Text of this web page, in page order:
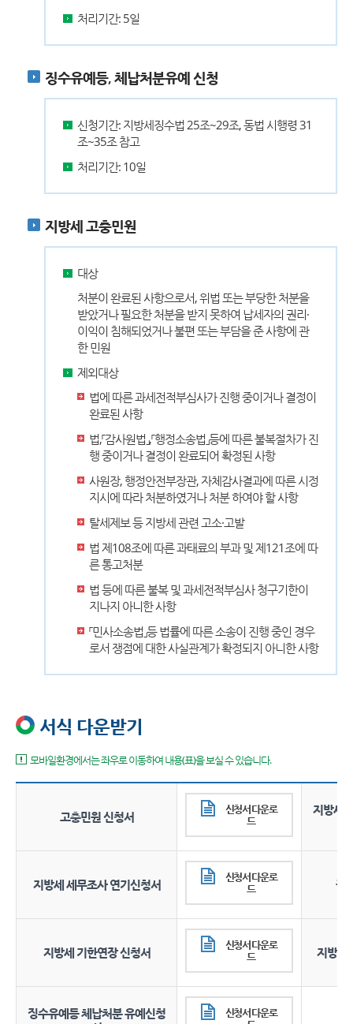
처리기간: 5일
징수유예등, 체납처분유예 신청
신청기간: 지방세징수법 25조~29조, 동법 시행령 31
조~35조 참고
처리기간: 10일
지방세 고충민원
대상
처분이 완료된 사항으로서, 위법 또는 부당한 처분을
받았거나 필요한 처분을 받지 못하여 납세자의 권리·
이익이 침해되었거나 불편 또는 부담을 준 사항에 관
한 민원
제외대상
법에 따른 과세전적부심사가 진행 중이거나 결정이
완료된 사항
법,「감사원법」,「행정소송법」등에 따른 불복절차가 진
행 중이거나 결정이 완료되어 확정된 사항
사원장, 행정안전부장관, 자체감사결과에 따른 시정
지시에 따라 처분하였거나 처분 하여야 할 사항
탈세제보 등 지방세 관련 고소·고발
법 제108조에 따른 과태료의 부과 및 제121조에 따
른 통고처분
법 등에 따른 불복 및 과세전적부심사 청구기한이
지나지 아니한 사항
「민사소송법」등 법률에 따른 소송이 진행 중인 경우
로서 쟁점에 대한 사실관계가 확정되지 아니한 사항
서식 다운받기
모바일환경에서는 좌우로 이동하여 내용(표)을 보실 수 있습니다.
고충민원 신청서
신청서 다운로
드
지방세
지방세 세무조사 연기신청서
신청서 다운로
드
권
지방세 기한연장 신청서
신청서 다운로
드
지방세
징수유예등 체납처분 유예신청
신청서 다운로